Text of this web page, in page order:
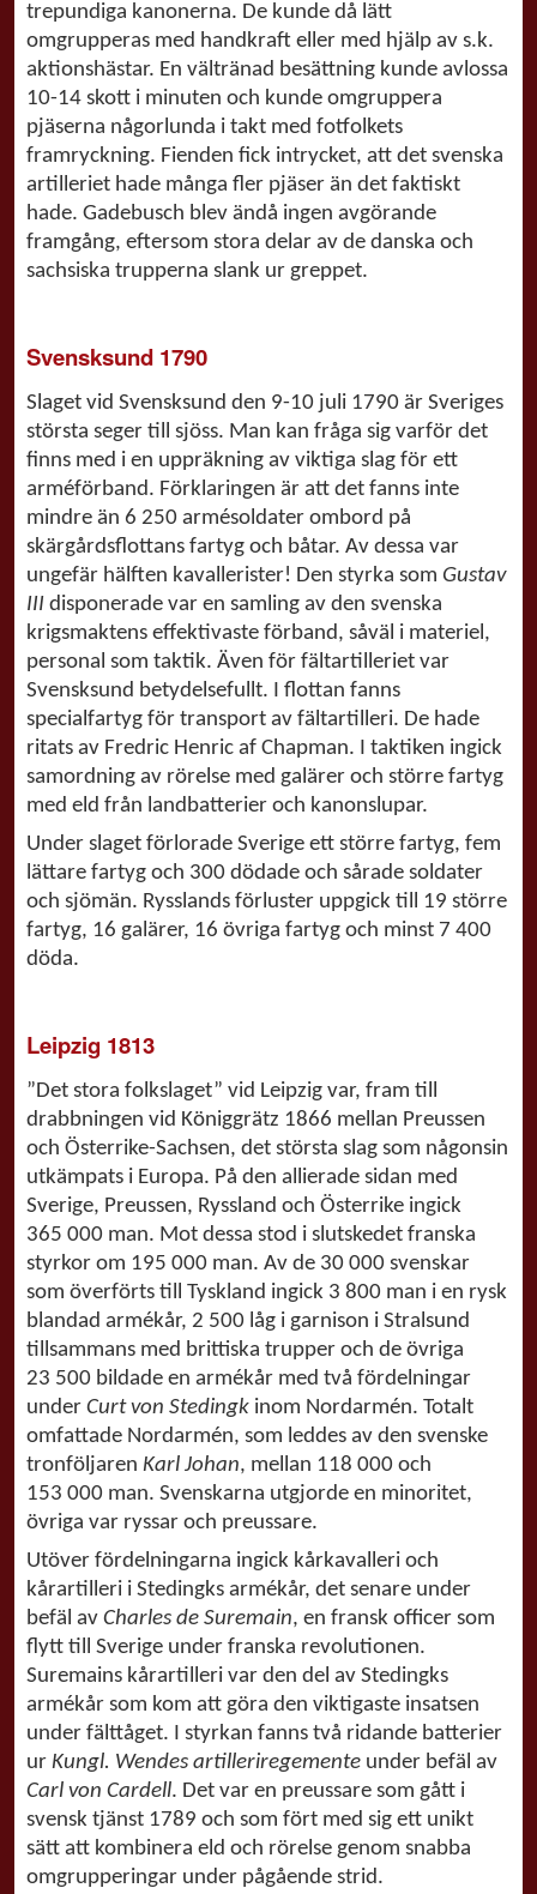
trepundiga kanonerna. De kunde då lätt
omgrupperas med handkraft eller med hjälp av s.k.
aktionshästar. En vältränad besättning kunde avlossa
10-14 skott i minuten och kunde omgruppera
pjäserna någorlunda i takt med fotfolkets
framryckning. Fienden fick intrycket, att det svenska
artilleriet hade många fler pjäser än det faktiskt
hade. Gadebusch blev ändå ingen avgörande
framgång, eftersom stora delar av de danska och
sachsiska trupperna slank ur greppet.
Svensksund 1790
Slaget vid Svensksund den 9-10 juli 1790 är Sveriges
största seger till sjöss. Man kan fråga sig varför det
finns med i en uppräkning av viktiga slag för ett
arméförband. Förklaringen är att det fanns inte
mindre än 6 250 armésoldater ombord på
skärgårdsflottans fartyg och båtar. Av dessa var
ungefär hälften kavallerister! Den styrka som Gustav
III disponerade var en samling av den svenska
krigsmaktens effektivaste förband, såväl i materiel,
personal som taktik. Även för fältartilleriet var
Svensksund betydelsefullt. I flottan fanns
specialfartyg för transport av fältartilleri. De hade
ritats av Fredric Henric af Chapman. I taktiken ingick
samordning av rörelse med galärer och större fartyg
med eld från landbatterier och kanonslupar.
Under slaget förlorade Sverige ett större fartyg, fem
lättare fartyg och 300 dödade och sårade soldater
och sjömän. Rysslands förluster uppgick till 19 större
fartyg, 16 galärer, 16 övriga fartyg och minst 7 400
döda.
Leipzig 1813
”Det stora folkslaget” vid Leipzig var, fram till
drabbningen vid Königgrätz 1866 mellan Preussen
och Österrike-Sachsen, det största slag som någonsin
utkämpats i Europa. På den allierade sidan med
Sverige, Preussen, Ryssland och Österrike ingick
365 000 man. Mot dessa stod i slutskedet franska
styrkor om 195 000 man. Av de 30 000 svenskar
som överförts till Tyskland ingick 3 800 man i en rysk
blandad armékår, 2 500 låg i garnison i Stralsund
tillsammans med brittiska trupper och de övriga
23 500 bildade en armékår med två fördelningar
under Curt von Stedingk inom Nordarmén. Totalt
omfattade Nordarmén, som leddes av den svenske
tronföljaren Karl Johan, mellan 118 000 och
153 000 man. Svenskarna utgjorde en minoritet,
övriga var ryssar och preussare.
Utöver fördelningarna ingick kårkavalleri och
kårartilleri i Stedingks armékår, det senare under
befäl av Charles de Suremain, en fransk officer som
flytt till Sverige under franska revolutionen.
Suremains kårartilleri var den del av Stedingks
armékår som kom att göra den viktigaste insatsen
under fälttåget. I styrkan fanns två ridande batterier
ur Kungl. Wendes artilleriregemente under befäl av
Carl von Cardell. Det var en preussare som gått i
svensk tjänst 1789 och som fört med sig ett unikt
sätt att kombinera eld och rörelse genom snabba
omgrupperingar under pågående strid.